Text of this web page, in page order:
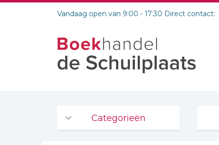
Vandaag open van 9:00 - 17:30 Direct contact:
Categorieën